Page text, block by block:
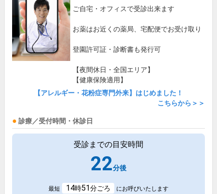
ご自宅・オフィスで受診出来ます
お薬はお近くの薬局、宅配便でお受け取り
登園許可証・診断書も発行可
【夜間休日・全国エリア】
【健康保険適用】
【アレルギー・花粉症専門外来】はじめました！
こちらから＞＞
診療／受付時間・休診日
受診までの目安時間
22分後
最短 14時51分ごろ にお呼びいたします